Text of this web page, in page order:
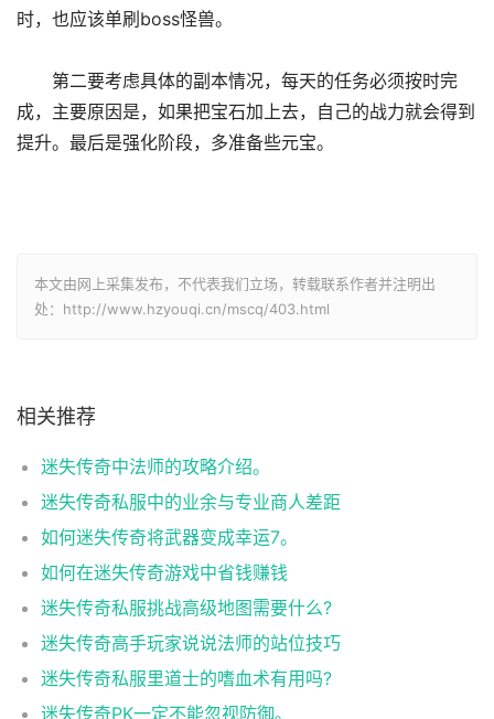
时，也应该单刷boss怪兽。
第二要考虑具体的副本情况，每天的任务必须按时完
成，主要原因是，如果把宝石加上去，自己的战力就会得到
提升。最后是强化阶段，多准备些元宝。
本文由网上采集发布，不代表我们立场，转载联系作者并注明出
处：http://www.hzyouqi.cn/mscq/403.html
相关推荐
迷失传奇中法师的攻略介绍。
迷失传奇私服中的业余与专业商人差距
如何迷失传奇将武器变成幸运7。
如何在迷失传奇游戏中省钱赚钱
迷失传奇私服挑战高级地图需要什么?
迷失传奇高手玩家说说法师的站位技巧
迷失传奇私服里道士的嗜血术有用吗?
迷失传奇PK一定不能忽视防御。